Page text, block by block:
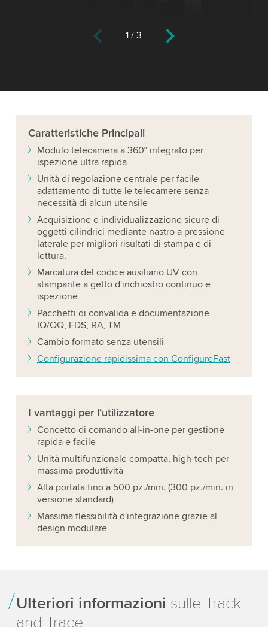
1 /3
Caratteristiche Principali
Modulo telecamera a 360° integrato per
ispezione ultra rapida
Unità di regolazione centrale per facile
adattamento di tutte le telecamere senza
necessità di alcun utensile
Acquisizione e individualizzazione sicure di
oggetti cilindrici mediante nastro a pressione
laterale per migliori risultati di stampa e di
lettura.
Marcatura del codice ausiliario UV con
stampante a getto d'inchiostro continuo e
ispezione
Pacchetti di convalida e documentazione
IQ/OQ, FDS, RA, TM
Cambio formato senza utensili
Configurazione rapidissima con ConfigureFast
I vantaggiper l‘utilizzatore
Concetto di comando all-in-one per gestione
rapida e facile
Unità multifunzionale compatta, high-tech per
massima produttività
Alta portata fino a 500 pz./min. (300 pz./min. in
versione standard)
Massima flessibilità d'integrazione grazie al
design modulare
Ulteriori informazioni sulle Track
and Trace